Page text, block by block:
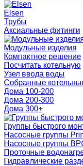
Elsen
Трубы
Аксиальные фитинги
Модульные изделия
Компактное решение
Посчитать котельную
Узел ввода воды
Собранные
Дома 100-200
Дома 200-300
Дома 300+
Группы быстрого
Насосные группы
Насосные группы
Проточные
Гидравлические